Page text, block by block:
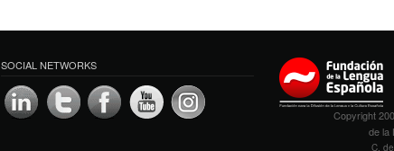
SOCIAL NETWORKS
Copyright
de la
C.